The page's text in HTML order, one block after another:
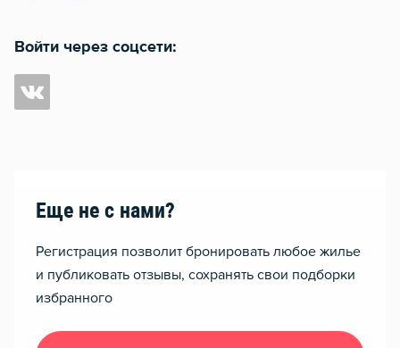
Войти через соцсети:
Еще не с нами?
Регистрация позволит бронировать любое жилье
и публиковать отзывы, сохранять свои подборки
избранного